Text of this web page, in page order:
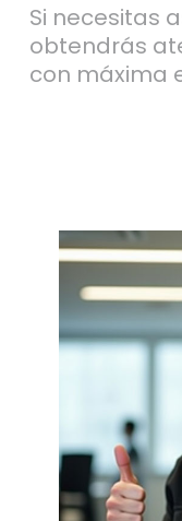
Si necesitas
obtendrás
con máxima